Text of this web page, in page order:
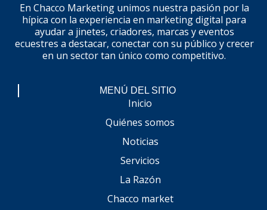
En Chacco Marketing unimos nuestra pasión por la
hípica con la experiencia en marketing digital para
ayudar a jinetes, criadores, marcas y eventos
ecuestres a destacar, conectar con su público y crecer
en un sector tan único como competitivo.
MENÚ DEL SITIO
Inicio
Quiénes somos
Noticias
Servicios
La Razón
Chacco market